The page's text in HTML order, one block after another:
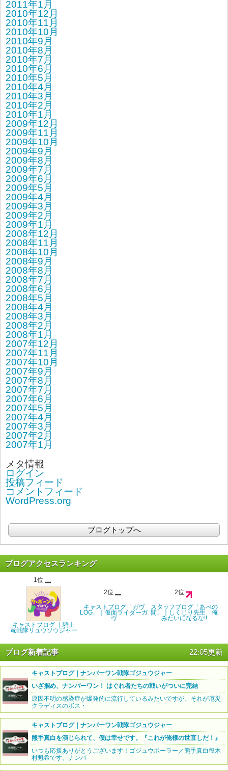
2011年1月
2010年12月
2010年11月
2010年10月
2010年9月
2010年8月
2010年7月
2010年6月
2010年5月
2010年4月
2010年3月
2010年2月
2010年1月
2009年12月
2009年11月
2009年10月
2009年9月
2009年8月
2009年7月
2009年6月
2009年5月
2009年4月
2009年3月
2009年2月
2009年1月
2008年12月
2008年11月
2008年10月
2008年9月
2008年8月
2008年7月
2008年6月
2008年5月
2008年4月
2008年3月
2008年2月
2008年1月
2007年12月
2007年11月
2007年10月
2007年9月
2007年8月
2007年7月
2007年6月
2007年5月
2007年4月
2007年3月
2007年2月
2007年1月
メタ情報
ログイン
投稿フィード
コメントフィード
WordPress.org
ブログトップへ
ブログアクセスランキング
1位
キャストブログ ｜騎士
竜戦隊リュウソウジャー
2位
キャストブログ「ガヴ
LOG」｜仮面ライダーガ
ヴ
2位
スタッフブログ「あべの
間」｜しくじり先生 俺
みたいになるな!!
ブログ新着記事 22:05更新
キャストブログ｜ナンバーワン戦隊ゴジュウジャー
いざ掴め、ナンバーワン！ はぐれ者たちの戦いがついに完結
原因不明の感染症が爆発的に流行しているみたいですが、それが厄災
クラディスのボス・
キャストブログ｜ナンバーワン戦隊ゴジュウジャー
熊手真白を演じられて、僕は幸せです。『これが俺様の世直しだ！』
いつも応援ありがとうございます！ゴジュウポーラー／熊手真白役木
村魁希です。ナンバ